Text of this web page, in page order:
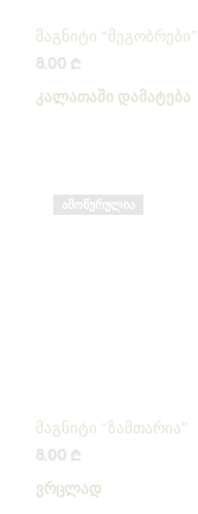
მაგნიტი “მეგობრები”
8.00 ₾
ᲙᲐᲚᲐᲗᲐᲨᲘ ᲓᲐᲛᲐᲢᲔᲑᲐ
ᲐᲛᲝᲬᲣᲠᲣᲚᲘᲐ
მაგნიტი “ზამთარია”
8.00 ₾
ᲕᲠᲪᲚᲐᲓ